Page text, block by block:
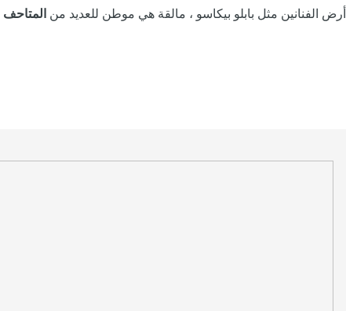
أرض الفنانين مثل بابلو بيكاسو ، مالقة هي موطن للعديد من المتاحف